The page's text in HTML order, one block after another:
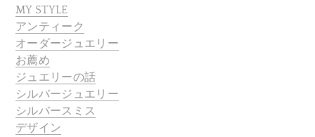
MY STYLE
アンティーク
オーダージュエリー
お薦め
ジュエリーの話
シルバージュエリー
シルバースミス
デザイン